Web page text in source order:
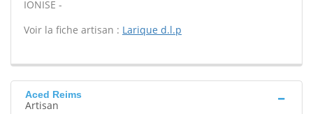
IONISE -
Voir la fiche artisan : Larique d.l.p
Aced Reims
Artisan